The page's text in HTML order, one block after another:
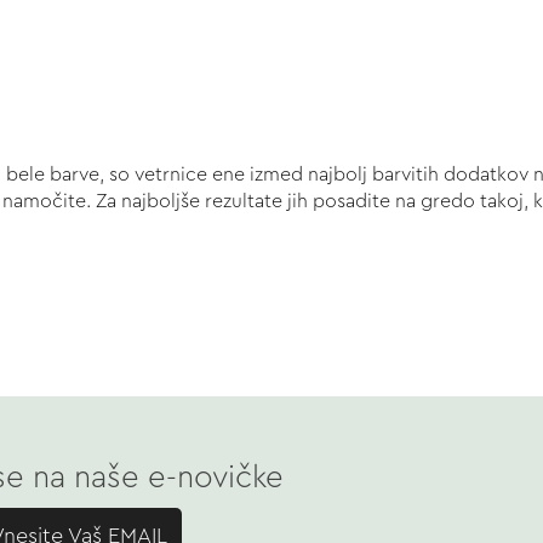
barve, so vetrnice ene izmed najbolj barvitih dodatkov
Za najboljše rezultate jih posadite na gredo
na naše e-novičke
Vaš EMAIL